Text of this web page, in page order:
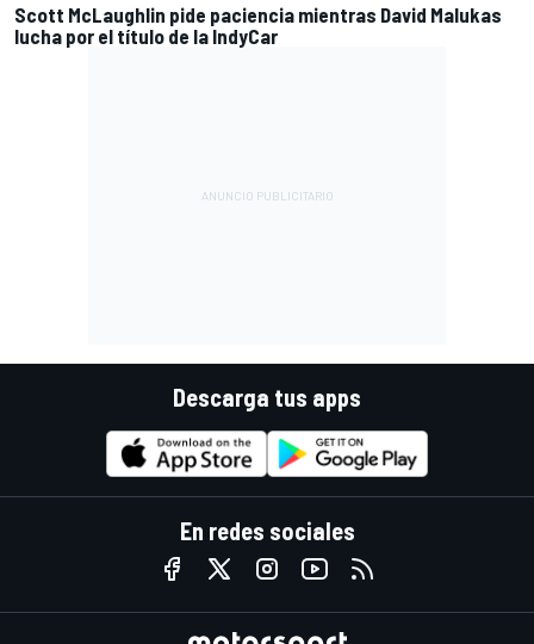
Scott McLaughlin pide paciencia mientras David Malukas
lucha por el título de la IndyCar
Descarga tus apps
En redes sociales